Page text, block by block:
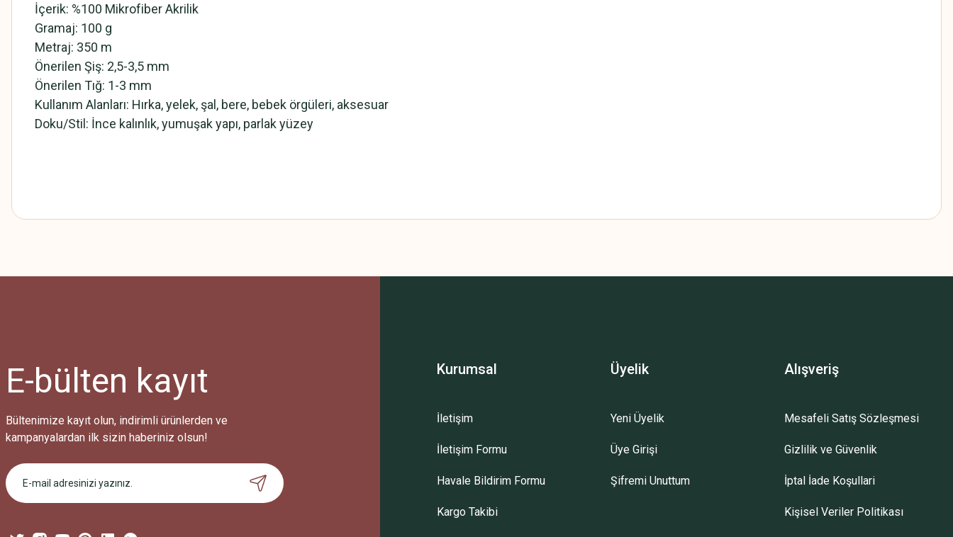
İçerik: %100 Mikrofiber Akrilik
Gramaj: 100 g
Metraj: 350 m
Önerilen Şiş: 2,5-3,5 mm
Önerilen Tığ: 1-3 mm
Kullanım Alanları: Hırka, yelek, şal, bere, bebek örgüleri, aksesuar
Doku/Stil: İnce kalınlık, yumuşak yapı, parlak yüzey
Bu ürüne ilk yorumu siz yapın!
Bu ürüne benzer farklı alternatifler olmalı.
Gönder
E-bülten kayıt
Bültenimize kayıt olun, indirimli ürünlerden ve
kampanyalardan ilk sizin haberiniz olsun!
Kurumsal
İletişim
İletişim Formu
Havale Bildirim Formu
Kargo Takibi
Üyelik
Yeni Üyelik
Üye Girişi
Şifremi Unuttum
Alışveriş
Mesafeli Satış Sözleşmesi
Gizlilik ve Güvenlik
İptal İade Koşullari
Kişisel Veriler Politikası